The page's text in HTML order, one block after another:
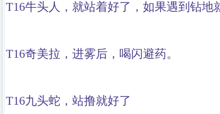
T16牛头人，就站着好了，如果遇到钻地
T16奇美拉，进雾后，喝闪避药。
T16九头蛇，站撸就好了